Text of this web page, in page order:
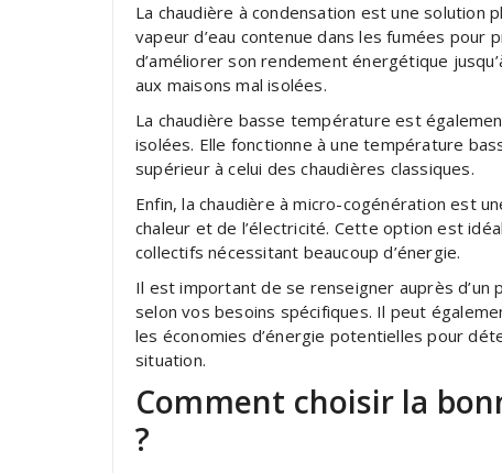
La chaudière à condensation est une solution
vapeur d’eau contenue dans les fumées pour
d’améliorer son rendement énergétique
aux maisons mal isolées.
La chaudière basse température est
isolées. Elle fonctionne à une température
supérieur à celui des chaudières classiques.
Enfin, la chaudière à micro-cogénération est
chaleur et de l’électricité. Cette option est
collectifs nécessitant beaucoup d’énergie.
Il est important de se renseigner auprès d’un
selon vos besoins spécifiques. Il peut
les économies d’énergie potentielles pour
situation.
Comment choisir la
?